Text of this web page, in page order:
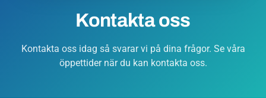
Kontakta oss
Kontakta oss idag så svarar vi på dina frågor. Se våra
öppettider när du kan kontakta oss.